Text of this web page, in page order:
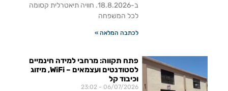
ב-18.8.2026. חוויה תיאטרלית קסומה
לכל המשפחה
לכתבה המלאה »
פתח תקווה: מרחבי למידה חינמיים
לסטודנטים ועצמאים – WiFi, מיזוג
וכיבוד קל
06/07/2026